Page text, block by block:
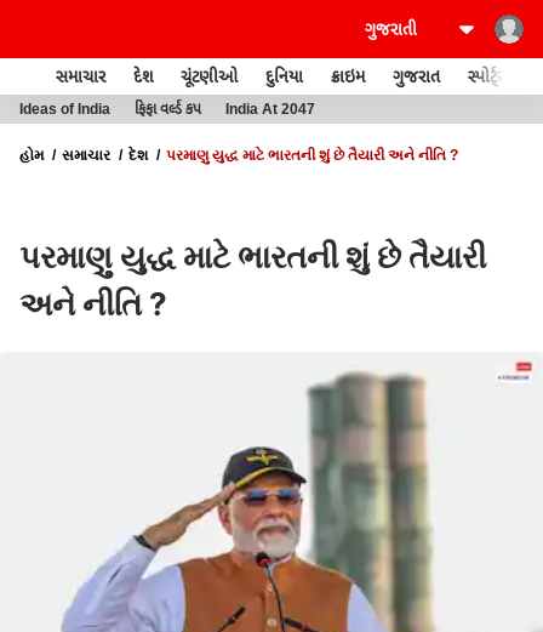
સમાચાર દેશ ચૂંટણીઓ દુનિયા ક્રાઇમ ગુજરાત સ્પોર્ટ્સ
Ideas of India ફિફા વર્લ્ડ કપ India At 2047
હોમ સમાચાર દેશ પરમાણુ યુદ્ધ માટે ભારતની શું છે તૈયારી અને નીતિ ?
પરમાણુ યુદ્ધ માટે ભારતની શું છે તૈયારી
અને નીતિ ?